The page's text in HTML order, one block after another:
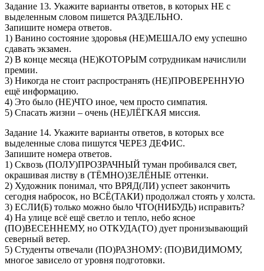
Задание 13. Укажите варианты ответов, в которых НЕ с
выделенным словом пишется РАЗДЕЛЬНО.
Запишите номера ответов.
1) Ванино состояние здоровья (НЕ)МЕШАЛО ему успешно
сдавать экзамен.
2) В конце месяца (НЕ)КОТОРЫМ сотрудникам начислили
премии.
3) Никогда не стоит распространять (HE)ПРОВЕРЕННУЮ
ещё информацию.
4) Это было (НЕ)ЧТО иное, чем просто симпатия.
5) Спасать жизни – очень (НЕ)ЛЁГКАЯ миссия.
Задание 14. Укажите варианты ответов, в которых все
выделенные слова пишутся ЧЕРЕЗ ДЕФИС.
Запишите номера ответов.
1) Сквозь (ПОЛУ)ПРОЗРАЧНЫЙ туман пробивался свет,
окрашивая листву в (ТЁМНО)ЗЕЛЁНЫЕ оттенки.
2) Художник понимал, что ВРЯД(ЛИ) успеет закончить
сегодня набросок, но ВСЁ(ТАКИ) продолжал стоять у холста.
3) ЕСЛИ(Б) только можно было ЧТО(НИБУДЬ) исправить?
4) На улице всё ещё светло и тепло, небо ясное
(ПО)ВЕСЕННЕМУ, но ОТКУДА(ТО) дует пронизывающий
северный ветер.
5) Студенты отвечали (ПО)РАЗНОМУ: (ПО)ВИДИМОМУ,
многое зависело от уровня подготовки.